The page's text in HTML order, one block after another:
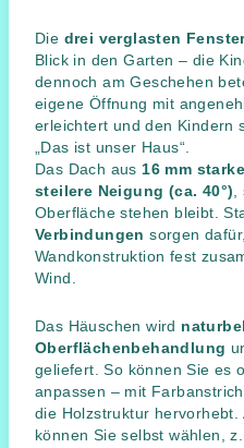
Die drei verglasten
Blick in den Garten – die
dennoch am Geschehen
eigene Öffnung mit
erleichtert und den Kindern
„Das ist unser Haus“.
Das Dach aus 16 mm
steilere Neigung (ca. 40°)
Oberfläche stehen bleibt.
Verbindungen sorgen
Wandkonstruktion fest
Wind.
Das Häuschen wird
Oberflächenbehandlung
geliefert. So können Sie es
anpassen – mit
die Holzstruktur hervorhebt.
können Sie selbst wählen,